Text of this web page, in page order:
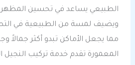
الطبيعي يساعد في تحسين المظهر
ويضيف لمسة من الطبيعية في
مما يجعل الأماكن تبدو أكثر جمالاً
المعمورة تقدم خدمة تركيب النجيل